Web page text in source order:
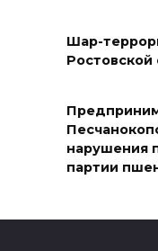
Ростова
06 августа
Шахбокс,
виды
Шар-
нарушения
партии